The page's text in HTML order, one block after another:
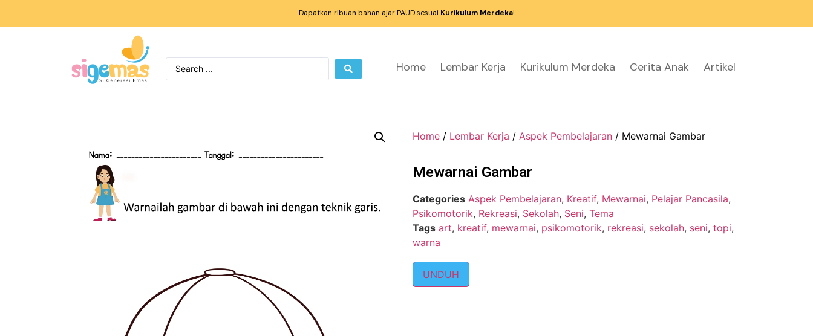
Dapatkan ribuan bahan ajar PAUD sesuai Kurikulum Merdeka!
Home Lembar Kerja Kurikulum Merdeka Cerita Anak Artikel
Home / Lembar Kerja / Aspek Pembelajaran / Mewarnai Gambar
Mewarnai Gambar
Categories Aspek Pembelajaran, Kreatif, Mewarnai, Pelajar Pancasila,
Psikomotorik, Rekreasi, Sekolah, Seni, Tema
Tags art, kreatif, mewarnai, psikomotorik, rekreasi, sekolah, seni, topi,
warna
UNDUH